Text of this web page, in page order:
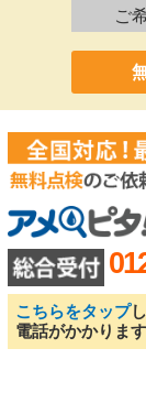
ご
0120-991-887
こちらをタップ
電話がかかります